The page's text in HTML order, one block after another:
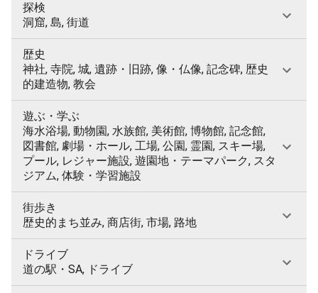
探検
洞窟, 島, 街道
歴史
神社, 寺院, 城, 遺跡・旧跡, 像・仏像, 記念碑, 歴史
的建造物, 教会
遊ぶ・学ぶ
海水浴場, 動物園, 水族館, 美術館, 博物館, 記念館,
図書館, 劇場・ホール, 工場, 公園, 霊園, スキー場,
プール, レジャー施設, 遊園地・テーマパーク, スタ
ジアム, 体験・学習施設
街歩き
歴史的まち並み, 商店街, 市場, 路地
ドライブ
道の駅・SA, ドライブ